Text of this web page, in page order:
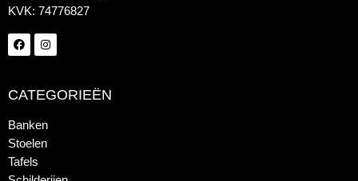
KVK: 74776827
CATEGORIEËN
Banken
Stoelen
Tafels